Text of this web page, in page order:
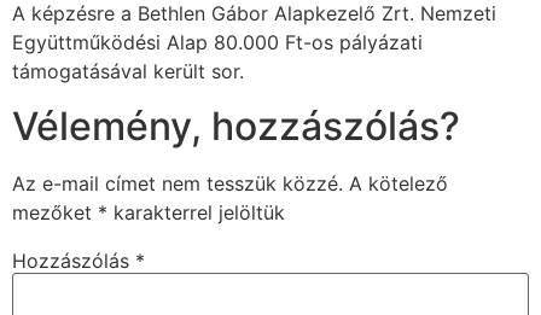
A képzésre a Bethlen Gábor Alapkezelő Zrt. Nemzeti
Együttműködési Alap 80.000 Ft-os pályázati
támogatásával került sor.
Vélemény, hozzászólás?
Az e-mail címet nem tesszük közzé. A kötelező
mezőket * karakterrel jelöltük
Hozzászólás *